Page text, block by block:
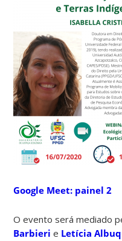
Google Meet: painel 2
O evento será mediado
Barbieri e Letícia